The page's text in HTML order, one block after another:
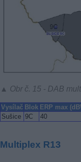
▲ Obr č. 15 - DAB
Vysílač Blok ERP max
Sušice 9C 40
Multiplex R13